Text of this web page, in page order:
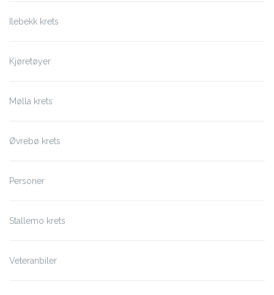
Ilebekk krets
Kjøretøyer
Mølla krets
Øvrebø krets
Personer
Stallemo krets
Veteranbiler